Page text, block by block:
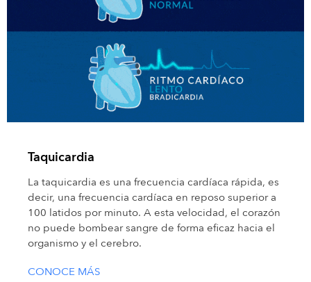
Taquicardia
La taquicardia es una frecuencia cardíaca rápida, es
decir, una frecuencia cardíaca en reposo superior a
100 latidos por minuto. A esta velocidad, el corazón
no puede bombear sangre de forma eficaz hacia el
organismo y el cerebro.
CONOCE MÁS